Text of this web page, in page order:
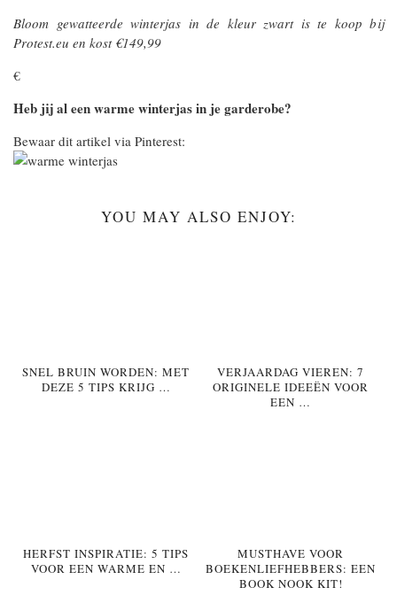
Bloom gewatteerde winterjas in de kleur zwart is te koop bij
Protest.eu en kost €149,99
€
Heb jij al een warme winterjas in je garderobe?
Bewaar dit artikel via Pinterest:
YOU MAY ALSO ENJOY:
SNEL BRUIN WORDEN: MET
DEZE 5 TIPS KRIJG …
VERJAARDAG VIEREN: 7
ORIGINELE IDEEËN VOOR
EEN …
HERFST INSPIRATIE: 5 TIPS
VOOR EEN WARME EN …
MUSTHAVE VOOR
BOEKENLIEFHEBBERS: EEN
BOOK NOOK KIT!